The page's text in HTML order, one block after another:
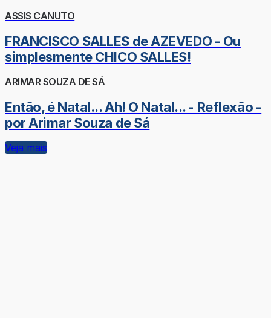
ASSIS CANUTO
FRANCISCO SALLES de AZEVEDO - Ou
simplesmente CHICO SALLES!
ARIMAR SOUZA DE SÁ
Então, é Natal... Ah! O Natal... - Reflexão -
por Arimar Souza de Sá
Veja mais